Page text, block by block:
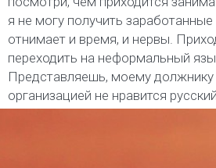
я не могу получить заработанные
отнимает и время, и нервы.
переходить на неформальный
Представляешь, моему
организацией не нравится